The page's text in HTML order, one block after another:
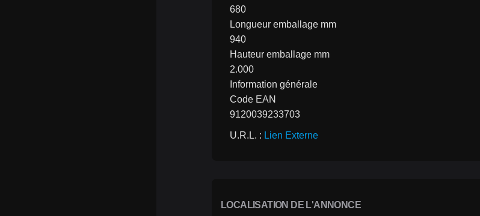
680
Longueur emballage mm
940
Hauteur emballage mm
2.000
Information générale
Code EAN
9120039233703
U.R.L. : Lien Externe
LOCALISATION DE L'ANNONCE